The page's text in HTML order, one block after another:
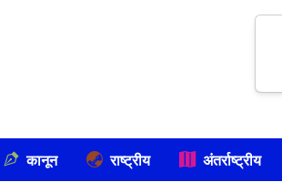
कानून राष्ट्रीय अंतर्राष्ट्रीय